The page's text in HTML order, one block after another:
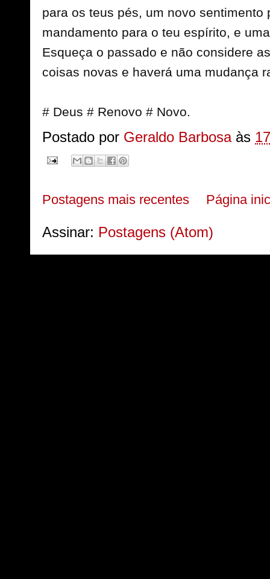
para os teus pés, um novo sentimento
mandamento para o teu espírito, e
Esqueça o passado e não considere
coisas novas e haverá uma mudança
# Deus # Renovo # Novo.
Postado por Geraldo Barbosa às
Postagens mais recentes Página
Assinar: Postagens (Atom)